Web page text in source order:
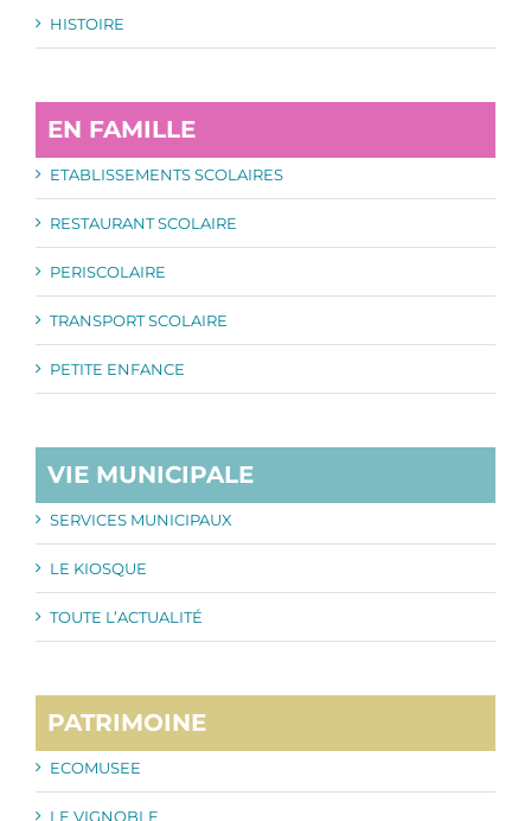
HISTOIRE
EN FAMILLE
ETABLISSEMENTS SCOLAIRES
RESTAURANT SCOLAIRE
PERISCOLAIRE
TRANSPORT SCOLAIRE
PETITE ENFANCE
VIE MUNICIPALE
SERVICES MUNICIPAUX
LE KIOSQUE
TOUTE L’ACTUALITÉ
PATRIMOINE
ECOMUSEE
LE VIGNOBLE